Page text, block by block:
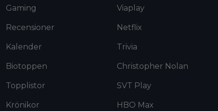
Gaming
Recensioner
Kalender
Biotoppen
Topplistor
Krönikor
Viaplay
Netflix
Trivia
Christopher Nolan
SVT Play
HBO Max